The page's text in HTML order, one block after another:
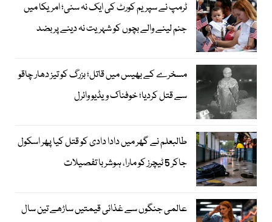
ٹرمپ نے سپریم کورٹ کی ایک نہ سنی؛ امریکا میں
جنم لینے والے بچوں کو شہریت نہ دینے پر بضد
مسخرے کے بھیس میں قاتل؛ بزرگ کو تیز دھار چاقو
سے قتل کردیا؛ خوفناک ویڈیو وائرل
طالبعلم نے گھر میں دادا دادی کو قتل کیا پھر اسکول
جاکر 5 ٹیچرز کو مارا، ہوشربا تفصیلات
عالمی جنگوں سے غذائی قیمتیں ساڑھے تین سال